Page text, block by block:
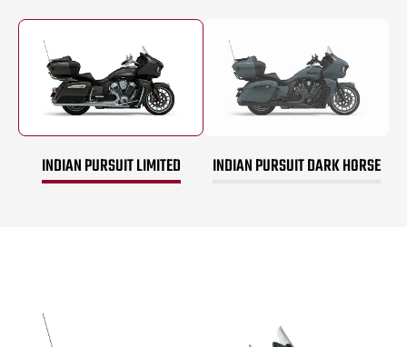
INDIAN PURSUIT LIMITED INDIAN PURSUIT DARK HORSE